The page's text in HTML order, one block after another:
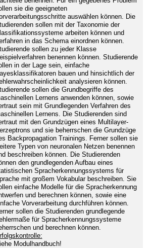
sie die geeigneten
auswählen können. Die
sollen mit der Taxonomie der
arbeiten können und
in das Schema einordnen können.
sollen zu jeder Klasse
benennen können. Studierende
in der Lage sein, einfache
bauen und hinsichtlich der
analysieren können.
sollen die Grundbegriffe des
Lernens anwenden können, sowie
sein mit Grundlegenden Verfahren des
Lernens. Die Studierenden sind
mit den Grundzügen eines Multilayer-
und sie beherrschen die Grundzüge
Backpropagation Trainings. Ferner sollen sie
Typen von neuronalen Netzen benennen
beschreiben können. Die Studierenden
den grundlegenden Aufbau eines
Spracherkennungssystems für
mit großem Vokabular beschreiben. Sie
einfache Modelle für die Spracherkennung
und berechnen können, sowie eine
Vorverarbeitung durchführen können.
sollen die Studierenden grundlegende
für Spracherkennungssysteme
und berechnen können.
Modulhandbuch!